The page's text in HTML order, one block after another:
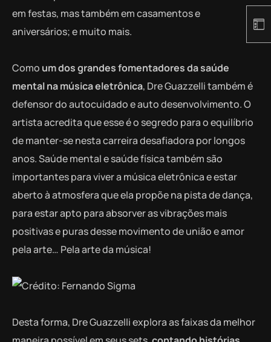
em festas, mas também em casamentos e
aniversários; e muito mais.
Como um dos grandes fomentadores da saúde
mental na música eletrônica, Dre Guazzelli também é
defensor do autocuidado e auto desenvolvimento. O
artista acredita que esse é o segredo para o equilíbrio
de manter-se nesta carreira desafiadora por longos
anos. Saúde mental e saúde física também são
importantes para viver a música eletrônica e estar
aberto à atmosfera que ela propõe na pista de dança,
para estar apto para absorver as vibrações mais
positivas e puras desse movimento de união e amor
pela arte… Pela arte da música!
Desta forma, Dre Guazzelli explora as faixas da melhor